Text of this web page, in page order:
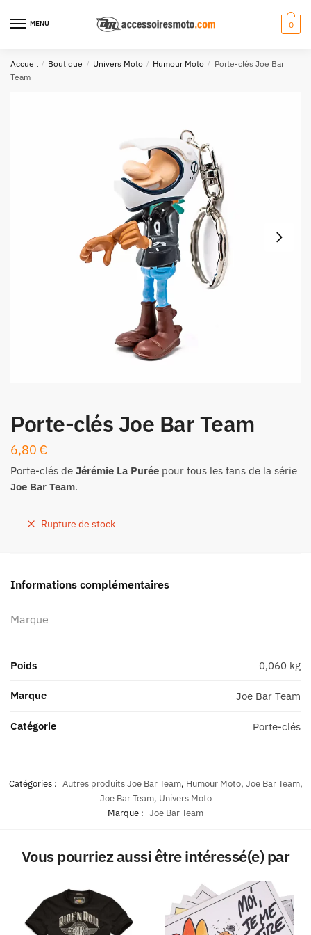
navigation
au
MENU 0
Accueil / Boutique / Univers Moto / Humour Moto /
Porte-clés Joe Bar
Team
Porte-clés Joe Bar Team
6,80 €
Porte-clés de Jérémie La Purée pour tous les fans de la série
Joe Bar Team.
Rupture de stock
Informations complémentaires
Marque
Poids 0,060 kg
Marque Joe Bar Team
Catégorie Porte-clés
Catégories : Autres produits Joe Bar Team, Humour Moto, Joe Bar Team,
Joe Bar Team, Univers Moto
Marque : Joe Bar Team
Vous pourriez aussi être intéressé(e) par